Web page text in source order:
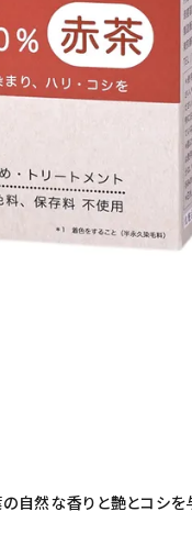
自然な香りと艶とコシを